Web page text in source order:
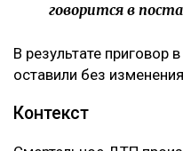
говорится в
В результате приговор
оставили без
Контекст